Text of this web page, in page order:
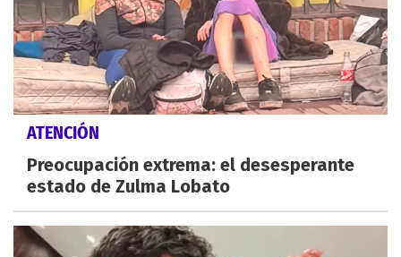
ATENCIÓN
Preocupación extrema: el desesperante
estado de Zulma Lobato